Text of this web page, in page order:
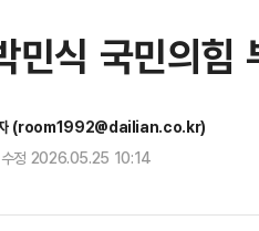
식 국민의힘
자 (room1992@dailian.co.kr)
정 2026.05.25 10:14